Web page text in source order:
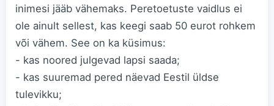
inimesi jääb vähemaks. Peretoetuste vaidlus ei
ole ainult sellest, kas keegi saab 50 eurot rohkem
või vähem. See on ka küsimus:
- kas noored julgevad lapsi saada;
- kas suuremad pered näevad Eestil üldse
tulevikku;